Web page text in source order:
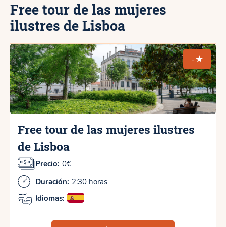
Free tour de las mujeres
ilustres de Lisboa
-★
Free tour de las mujeres ilustres
de Lisboa
Precio: 0€
Duración: 2:30 horas
Idiomas: